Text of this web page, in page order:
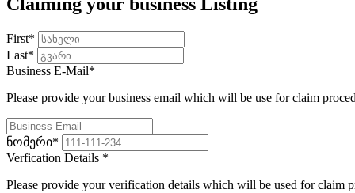
First*
Last*
Business E-Mail*
Please provide your business email which will be use for claim
ნომერი*
Verfication Details *
Please provide your verification details which will be used for claim